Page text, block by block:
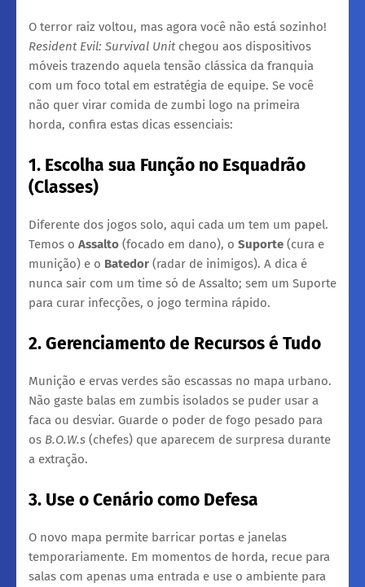
​O terror raiz voltou, mas agora você não está sozinho!
Resident Evil: Survival Unit chegou aos dispositivos
móveis trazendo aquela tensão clássica da franquia
com um foco total em estratégia de equipe. Se você
não quer virar comida de zumbi logo na primeira
horda, confira estas dicas essenciais:
1. Escolha sua Função no Esquadrão
(Classes)
​Diferente dos jogos solo, aqui cada um tem um papel.
Temos o Assalto (focado em dano), o Suporte (cura e
munição) e o Batedor (radar de inimigos). A dica é
nunca sair com um time só de Assalto; sem um Suporte
para curar infecções, o jogo termina rápido.
2. Gerenciamento de Recursos é Tudo
​Munição e ervas verdes são escassas no mapa urbano.
Não gaste balas em zumbis isolados se puder usar a
faca ou desviar. Guarde o poder de fogo pesado para
os B.O.W.s (chefes) que aparecem de surpresa durante
a extração.
3. Use o Cenário como Defesa
​O novo mapa permite barricar portas e janelas
temporariamente. Em momentos de horda, recue para
salas com apenas uma entrada e use o ambiente para